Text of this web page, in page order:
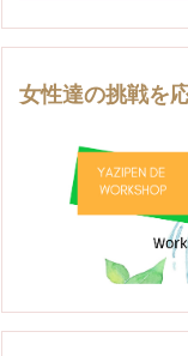
女性達の挑戦を